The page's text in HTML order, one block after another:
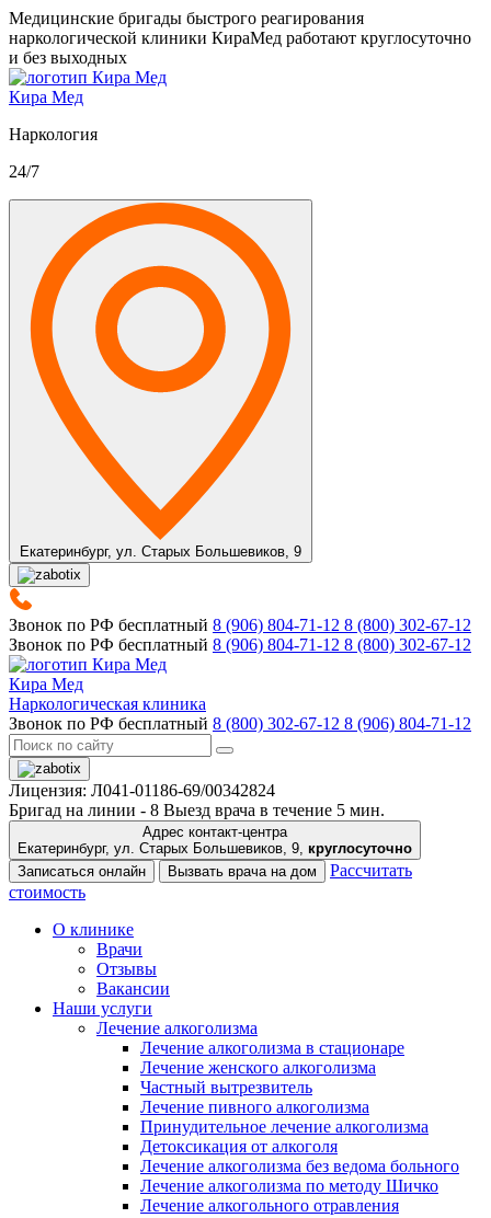
Медицинские бригады быстрого реагирования
наркологической клиники КираМед работают круглосуточно
и без выходных
Кира Мед
Наркология
24/7
Екатеринбург, ул. Старых Большевиков, 9
Звонок по РФ бесплатный 8 (906) 804-71-12 8 (800) 302-67-12
Звонок по РФ бесплатный 8 (906) 804-71-12 8 (800) 302-67-12
Кира Мед
Наркологическая клиника
Звонок по РФ бесплатный 8 (800) 302-67-12 8 (906) 804-71-12
Лицензия: Л041-01186-69/00342824
Бригад на линии - 8 Выезд врача в течение 5 мин.
Адрес контакт-центра
Екатеринбург, ул. Старых Большевиков, 9, круглосуточно
Записаться онлайн
Вызвать врача на дом
Рассчитать
стоимость
О клинике
Врачи
Отзывы
Вакансии
Наши услуги
Лечение алкоголизма
Лечение алкоголизма в стационаре
Лечение женского алкоголизма
Частный вытрезвитель
Лечение пивного алкоголизма
Принудительное лечение алкоголизма
Детоксикация от алкоголя
Лечение алкоголизма без ведома больного
Лечение алкоголизма по методу Шичко
Лечение алкогольного отравления